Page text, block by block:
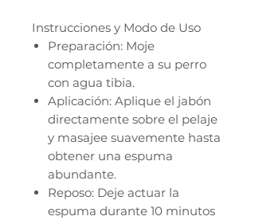
Instrucciones y Modo de Uso
Preparación: Moje
completamente a su perro
con agua tibia.
Aplicación: Aplique el jabón
directamente sobre el pelaje
y masajee suavemente hasta
obtener una espuma
abundante.
Reposo: Deje actuar la
espuma durante 10 minutos